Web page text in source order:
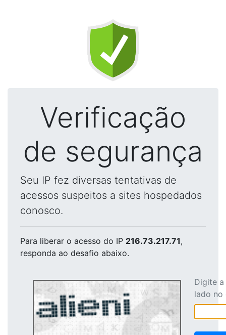
Verificação
de segurança
Seu IP fez diversas tentativas de
acessos suspeitos a sites hospedados
conosco.
Para liberar o acesso do IP 216.73.217.71,
responda ao desafio abaixo.
Digite
lado no